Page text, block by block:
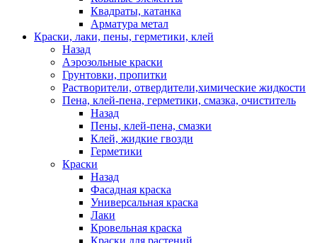
Квадраты, катанка
Арматура метал
Краски, лаки, пены, герметики, клей
Назад
Аэрозольные краски
Грунтовки, пропитки
Растворители, отвердители,химические жидкости
Пена, клей-пена, герметики, смазка, очиститель
Назад
Пены, клей-пена, смазки
Клей, жидкие гвозди
Герметики
Краски
Назад
Фасадная краска
Универсальная краска
Лаки
Кровельная краска
Краски для растений